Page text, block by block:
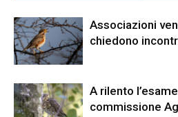
Associazioni
chiedono
A rilento
commissione